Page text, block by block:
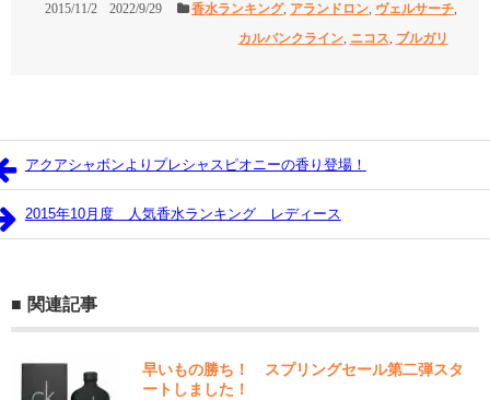
2015/11/2 2022/9/29 香水ランキング, アランドロン, ヴェルサーチ,
カルバンクライン, ニコス, ブルガリ
アクアシャボンよりプレシャスピオニーの香り登場！
2015年10月度 人気香水ランキング レディース
関連記事
早いもの勝ち！ スプリングセール第二弾スタ
ートしました！